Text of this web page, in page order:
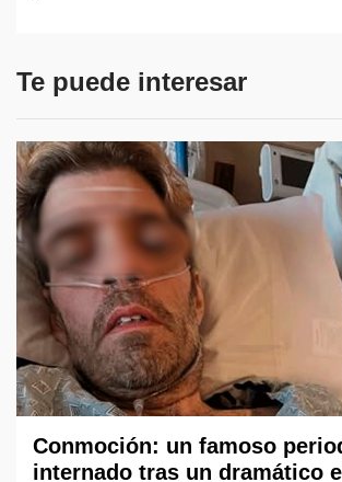
Te puede interesar
Conmoción: un famoso
internado tras un dramático